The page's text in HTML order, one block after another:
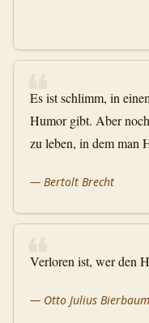
❝
Es ist schlimm, in
Humor gibt. Aber
zu leben, in dem man
— Bertolt Brecht
❝
Verloren ist, wer den
— Otto Julius Bierbaum